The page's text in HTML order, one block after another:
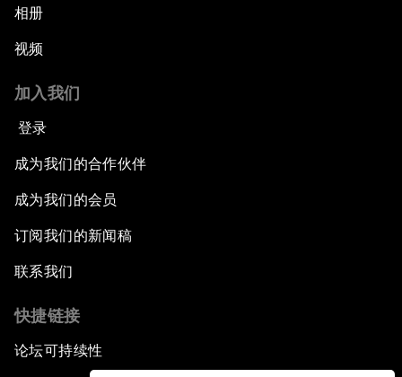
相册
视频
加入我们
登录
成为我们的合作伙伴
成为我们的会员
订阅我们的新闻稿
联系我们
快捷链接
论坛可持续性